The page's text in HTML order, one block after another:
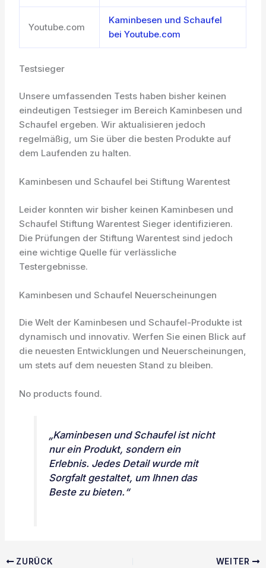
Youtube.com
Kaminbesen und Schaufel
bei Youtube.com
Testsieger
Unsere umfassenden Tests haben bisher keinen
eindeutigen Testsieger im Bereich Kaminbesen und
Schaufel ergeben. Wir aktualisieren jedoch
regelmäßig, um Sie über die besten Produkte auf
dem Laufenden zu halten.
Kaminbesen und Schaufel bei Stiftung Warentest
Leider konnten wir bisher keinen Kaminbesen und
Schaufel Stiftung Warentest Sieger identifizieren.
Die Prüfungen der Stiftung Warentest sind jedoch
eine wichtige Quelle für verlässliche
Testergebnisse.
Kaminbesen und Schaufel Neuerscheinungen
Die Welt der Kaminbesen und Schaufel-Produkte ist
dynamisch und innovativ. Werfen Sie einen Blick auf
die neuesten Entwicklungen und Neuerscheinungen,
um stets auf dem neuesten Stand zu bleiben.
No products found.
„Kaminbesen und Schaufel ist nicht
nur ein Produkt, sondern ein
Erlebnis. Jedes Detail wurde mit
Sorgfalt gestaltet, um Ihnen das
Beste zu bieten.“
ZURÜCK WEITER